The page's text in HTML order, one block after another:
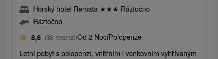
Horský hotel Remata ★★★ Ráztočno
Ráztočno
8,6 (38 recenzí)Od 2 NocíPolopenze
Letní pobyt s polopenzí, vnitřním i venkovním vyhřívaným